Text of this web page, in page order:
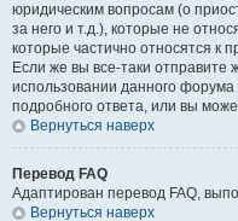
юридическим вопросам (о
за него и т.д.), которые не
которые частично относятся к
Если же вы все-таки отправите
использовании данного
подробного ответа, или вы
Вернуться наверх
Перевод FAQ
Адаптирован перевод FAQ,
Вернуться наверх